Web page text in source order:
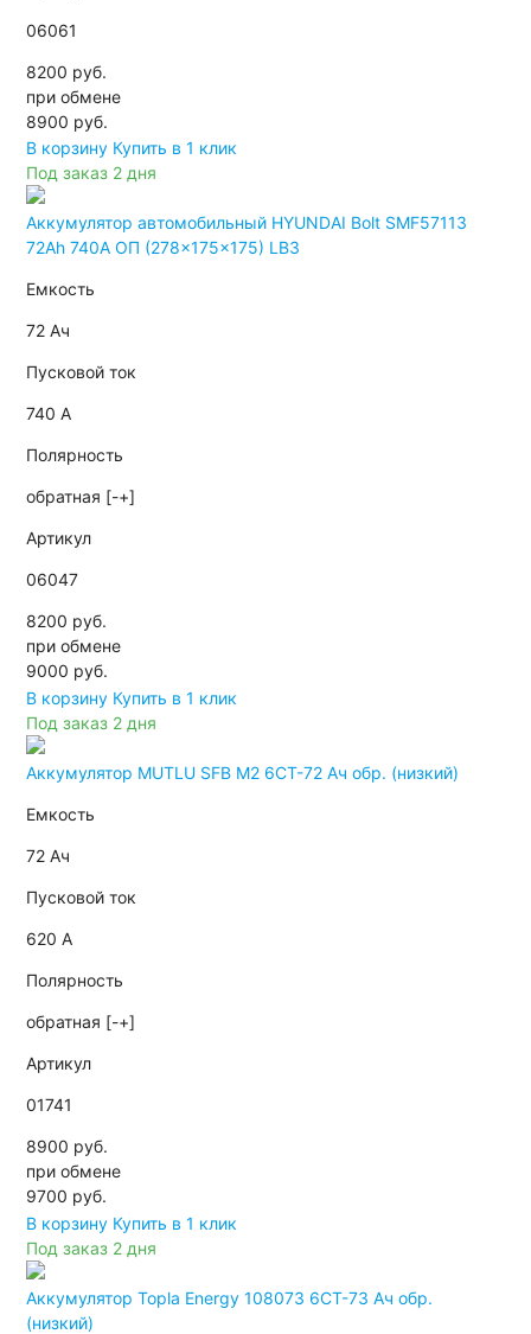
06061
8200 руб.
при обмене
8900 руб.
В корзину Купить в 1 клик
Под заказ 2 дня
Аккумулятор автомобильный HYUNDAI Bolt SMF57113
72Ah 740A ОП (278x175x175) LB3
Емкость
72 Ач
Пусковой ток
740 А
Полярность
обратная [-+]
Артикул
06047
8200 руб.
при обмене
9000 руб.
В корзину Купить в 1 клик
Под заказ 2 дня
Аккумулятор MUTLU SFB M2 6СТ-72 Ач обр. (низкий)
Емкость
72 Ач
Пусковой ток
620 А
Полярность
обратная [-+]
Артикул
01741
8900 руб.
при обмене
9700 руб.
В корзину Купить в 1 клик
Под заказ 2 дня
Аккумулятор Topla Energy 108073 6СТ-73 Ач обр.
(низкий)